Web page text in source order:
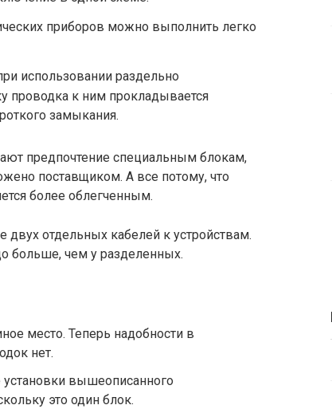
приборов можно выполнить легко
использовании раздельно
проводка к ним прокладывается
замыкания.
предпочтение специальным блокам,
поставщиком. А все потому, что
более облегченным.
двух отдельных кабелей к устройствам.
больше, чем у разделенных.
место. Теперь надобности в
нет.
вышеописанного
это один блок.